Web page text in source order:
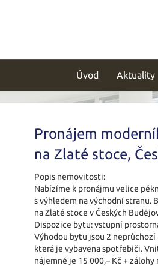
Úvod Aktuality
Pronájem
na Zlaté stoce,
Popis nemovitosti:
Nabízíme k pronájmu velice
s výhledem na východní stranu.
na Zlaté stoce v Českých
Dispozice bytu: vstupní
Výhodou bytu jsou 2 neprůchozí
která je vybavena spotřebiči.
nájemné je 15 000,– Kč +